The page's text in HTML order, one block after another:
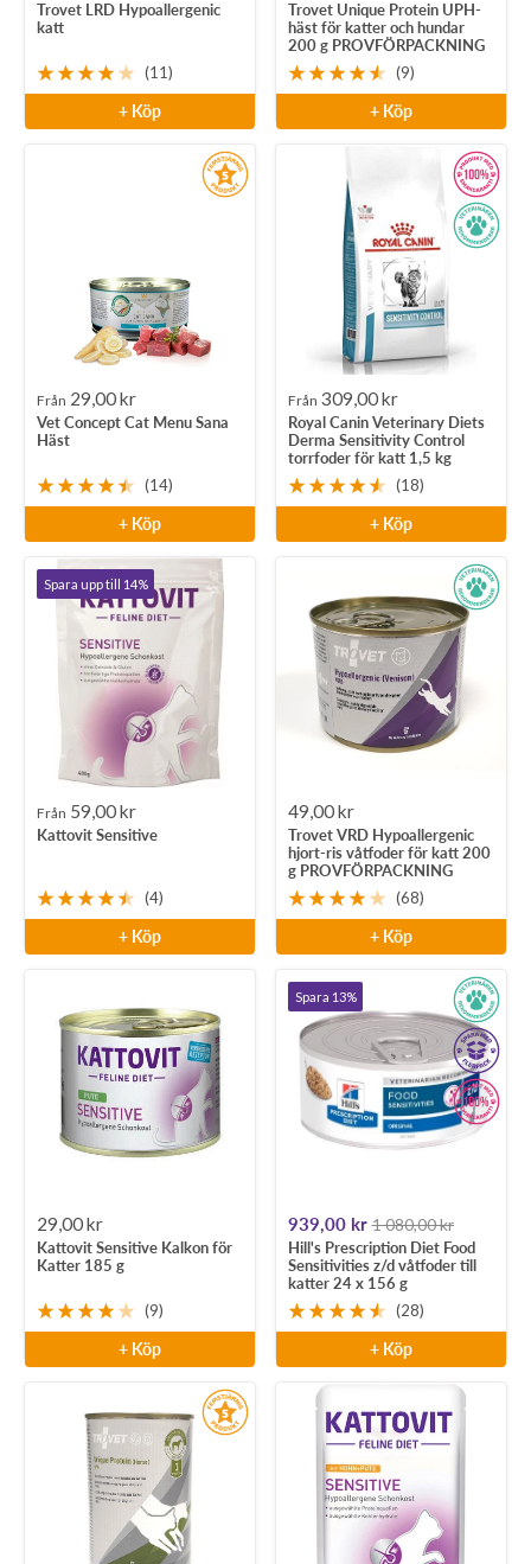
pris
Trovet LRD Hypoallergenic
katt
(11)
+ Köp
pris
Trovet Unique Protein UPH-
häst för katter och hundar
200 g PROVFÖRPACKNING
(9)
+ Köp
Rea-
pris
Från 29,00 kr
Vet Concept Cat Menu Sana
Häst
(14)
+ Köp
Rea-
pris
Från 309,00 kr
Royal Canin Veterinary Diets
Derma Sensitivity Control
torrfoder för katt 1,5 kg
(18)
+ Köp
Spara upp till 14%
Rea-
pris
Från 59,00 kr
Kattovit Sensitive
(4)
+ Köp
Rea-
pris
49,00 kr
Trovet VRD Hypoallergenic
hjort-ris våtfoder för katt 200
g PROVFÖRPACKNING
(68)
+ Köp
Rea-
pris
29,00 kr
Kattovit Sensitive Kalkon för
Katter 185 g
(9)
+ Köp
Spara 13%
Rea-
pris
939,00 kr1 080,00 kr
Hill's Prescription Diet Food
Sensitivities z/d våtfoder till
katter 24 x 156 g
(28)
+ Köp